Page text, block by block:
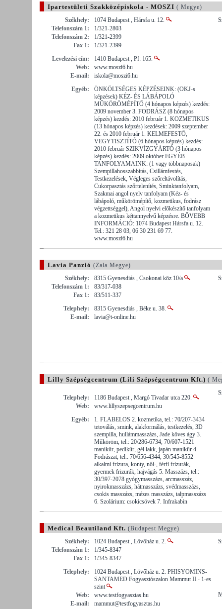
Ipartestületi Szakközépiskola - MOSZI ( Megye)
Székhely:
1074 Budapest , Hársfa u. 12.
Telefonszám 1:
1/321-2803
Telefonszám 2:
1/321-2399
Fax 1:
1/321-2399
Levelezési cím:
1410 Budapest , Pf: 165.
Web:
www.moszi6.hu
E-mail:
iskola@moszi6.hu
Egyéb:
ÖNKÖLTSÉGES KÉPZÉSEINK: (OKJ-s
képzések) KÉZ- ÉS LÁBÁPOLÓ
MŰKÖRÖMÉPÍTŐ (4 hónapos képzés) kezdés:
2009 november 3. FODRÁSZ (8 hónapos
képzés) kezdés: 2010 február 1. KOZMETIKUS
(13 hónapos képzés) kezdések: 2009 szeptember
22. és 2010 február 1. KELMEFESTŐ,
VEGYTISZTÍTÓ (6 hónapos képzés) kezdés:
2010 február SZIKVÍZGYÁRTÓ (3 hónapos
képzés) kezdés: 2009 október EGYÉB
TANFOLYAMAINK: (1 vagy többnaposak)
Szempillahosszabbítás, Csillámfestés,
Testkezelések, Végleges szőreltávolítás,
Cukorpasztás szőrtelenítés, Sminktanfolyam,
Szakmai angol nyelv tanfolyam (Kéz- és
lábápoló, műkörömépítő, kozmetikus, fodrász
végzettséggel), Angol nyelvi előkészítő tanfolyam
a kozmetikus kéttannyelvű képzésre. BŐVEBB
INFORMÁCIÓ: 1074 Budapest Hársfa u. 12.
Tel.: 321 28 03, 06 30 231 69 77.
www.moszi6.hu
Lavia Panzió (Zala Megye)
Székhely:
8315 Gyenesdiás , Csokonai köz 10/a
Telefonszám 1:
83/317-038
Fax 1:
83/511-337
Telephely:
8315 Gyenesdiás , Béke u. 38.
E-mail:
lavia@t-online.hu
Lilly Szépségcentrum (Lili Szépségcentrum Kft.) (
Telephely:
1186 Budapest , Margó Tivadar utca 220.
Web:
www.lillyszepsegcentrum.hu
Egyéb:
1. FLABELOS 2. kozmetika, tel.: 70/207-3434
tetoválás, smink, alakformálás, testkezelés, 3D
szempilla, hullámmasszázs, Jade köves ágy 3.
Műköröm, tel.: 20/286-6734, 70/607-1521
manikűr, pedikűr, gél lakk, japán manikűr 4.
Fodrászat, tel.: 70/656-4344, 30/545-8552
alkalmi frizura, konty, női-, férfi frizurák,
gyermek frizurák, hajvágás 5. Masszázs, tel.:
30/397-2078 gyógymasszázs, arcmasszáz,
nyirokmasszázs, hátmasszázs, svédmasszázs,
csokis masszázs, mézes masszázs, talpmasszázs
6. Szolárium: csokicsövek 7. Infrakabin
Medical Beautiland Kft. (Budapest Megye)
Székhely:
1024 Budapest , Lövőház u. 2.
Telefonszám 1:
1/345-8347
Fax 1:
1/345-8347
Telephely:
1024 Budapest , Lövőház u. 2. PHISYOMINS-
SANTAMED Fogyasztószalon Mammut II.- 1-es
szint
Web:
www.testfogyasztas.hu
E-mail:
mammut@testfogyasztas.hu